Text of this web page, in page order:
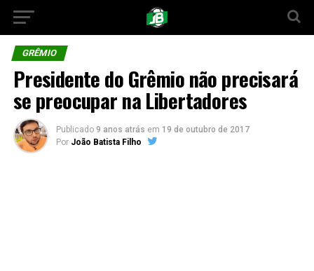
GRÊMIO
Presidente do Grêmio não precisará
se preocupar na Libertadores
Publicado 9 anos atrás em 19 de outubro de 2017
Por João Batista Filho